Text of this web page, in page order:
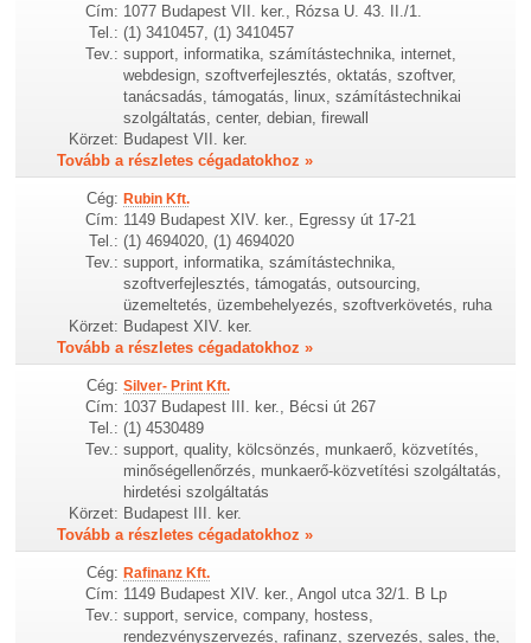
Cím: 1077 Budapest VII. ker., Rózsa U. 43. II./1.
Tel.: (1) 3410457, (1) 3410457
Tev.: support, informatika, számítástechnika, internet,
webdesign, szoftverfejlesztés, oktatás, szoftver,
tanácsadás, támogatás, linux, számítástechnikai
szolgáltatás, center, debian, firewall
Körzet: Budapest VII. ker.
Tovább a részletes cégadatokhoz »
Cég: Rubin Kft.
Cím: 1149 Budapest XIV. ker., Egressy út 17-21
Tel.: (1) 4694020, (1) 4694020
Tev.: support, informatika, számítástechnika,
szoftverfejlesztés, támogatás, outsourcing,
üzemeltetés, üzembehelyezés, szoftverkövetés, ruha
Körzet: Budapest XIV. ker.
Tovább a részletes cégadatokhoz »
Cég: Silver- Print Kft.
Cím: 1037 Budapest III. ker., Bécsi út 267
Tel.: (1) 4530489
Tev.: support, quality, kölcsönzés, munkaerő, közvetítés,
minőségellenőrzés, munkaerő-közvetítési szolgáltatás,
hirdetési szolgáltatás
Körzet: Budapest III. ker.
Tovább a részletes cégadatokhoz »
Cég: Rafinanz Kft.
Cím: 1149 Budapest XIV. ker., Angol utca 32/1. B Lp
Tev.: support, service, company, hostess,
rendezvényszervezés, rafinanz, szervezés, sales, the,